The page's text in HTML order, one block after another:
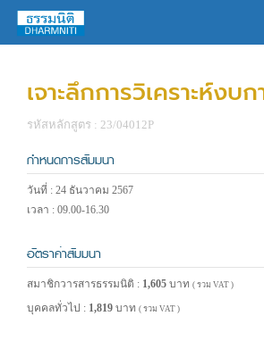
เจาะลึกการวิเคราะห์งบก
รหัสหลักสูตร : 23/04012P
กำหนดการสัมมนา
วันที่ : 24 ธันวาคม 2567
เวลา : 09.00-16.30
อัตราค่าสัมมนา
สมาชิกวารสารธรรมนิติ : 1,605 บาท ( รวม VAT )
บุคคลทั่วไป : 1,819 บาท ( รวม VAT )